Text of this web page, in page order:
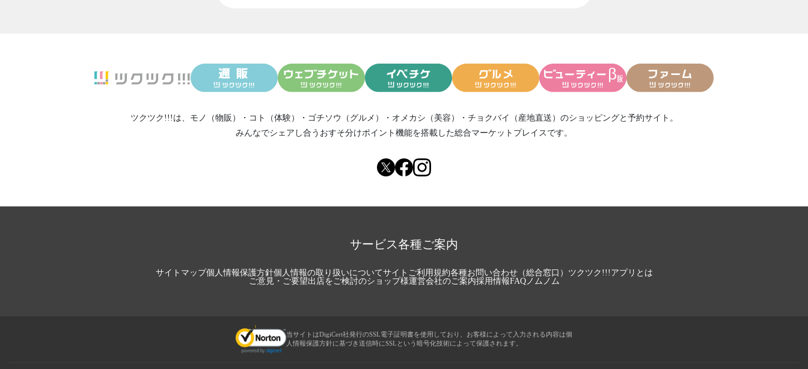
ツクツク!!!は、 モノ（物販） ・ コト（体験） ・ ゴチソウ（グルメ） ・ オメカシ（美容） ・ チョクバイ（産地直送） のショッピングと予約サイト。
みんなでシェアし合う おすそ分けポイント機能を搭載した総合マーケットプレイスです。
サービス各種ご案内
サイトマップ個人情報保護方針個人情報の取り扱いについてサイトご利用規約各種お問い合わせ（総合窓口） ツクツク!!!アプリとは
ご意見・ご要望出店をご検討のショップ様運営会社のご案内採用情報FAQノムノム
当サイトはDigiCert社発行のSSL電子証明書を使用しており、お客様によって入力される内容は個
人情報保護方針に基づき送信時にSSLという暗号化技術によって保護されます。